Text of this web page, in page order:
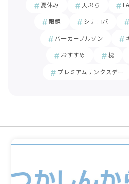
夏休み 天ぷら
眼鏡 シナコバ
パーカーブルゾン
おすすめ 枕
プレミアムサンクスデー